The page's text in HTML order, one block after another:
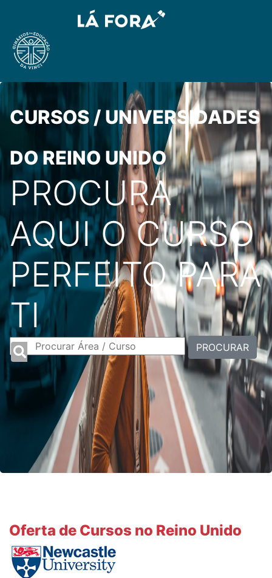
CURSOS / UNIVERSIDADES
DO REINO UNIDO
PROCURA
AQUI O CURSO
PERFEITO PARA
TI
PROCURAR
Oferta de Cursos no Reino Unido